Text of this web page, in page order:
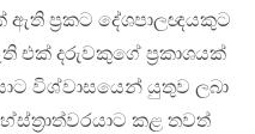
ප්‍රකට දේශපාලඥයකුට
එක් දරුවකුගේ ප්‍රකාශයක්
විශ්වාසයෙන් යුතුව ලබා
කළ තවත්